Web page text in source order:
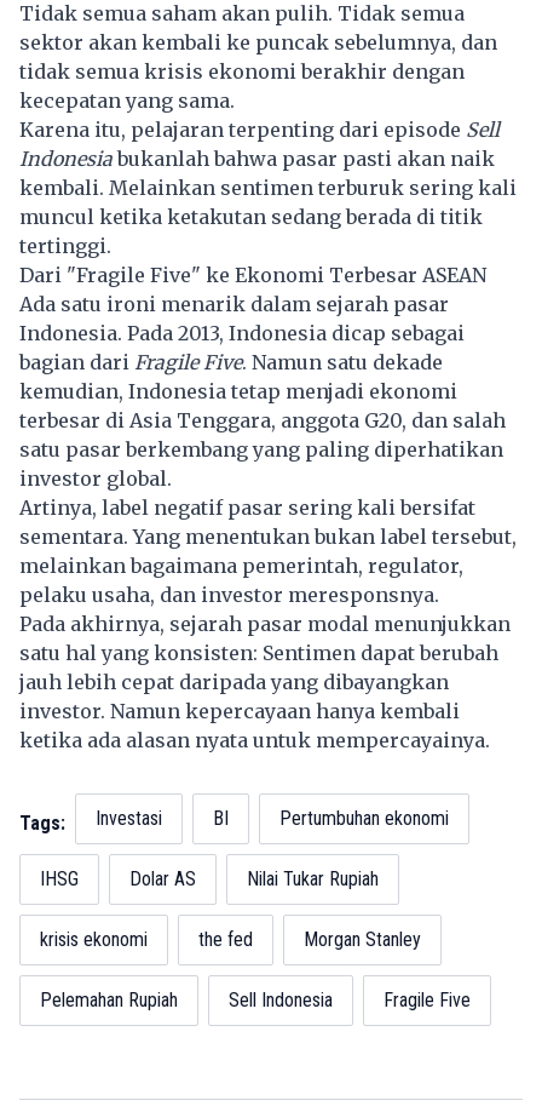
Tidak semua saham akan pulih. Tidak semua
sektor akan kembali ke puncak sebelumnya, dan
tidak semua krisis ekonomiberakhir dengan
kecepatan yang sama.
Karena itu, pelajaran terpenting dari episode Sell
Indonesiabukanlah bahwa pasar pasti akan naik
kembali. Melainkan sentimen terburuk sering kali
muncul ketika ketakutan sedang berada di titik
tertinggi.
Dari "Fragile Five" ke Ekonomi Terbesar ASEAN
Ada satu ironi menarik dalam sejarah pasar
Indonesia. Pada 2013, Indonesia dicap sebagai
bagian dari Fragile Five. Namun satu dekade
kemudian, Indonesia tetap menjadi ekonomi
terbesar di Asia Tenggara, anggota G20, dan salah
satu pasar berkembang yang paling diperhatikan
investor global.
Artinya, label negatif pasar sering kali bersifat
sementara. Yang menentukan bukan label tersebut,
melainkan bagaimana pemerintah, regulator,
pelaku usaha, dan investor meresponsnya.
Pada akhirnya, sejarah pasar modal menunjukkan
satu hal yang konsisten: Sentimen dapat berubah
jauh lebih cepat daripada yang dibayangkan
investor. Namun kepercayaan hanya kembali
ketika ada alasan nyata untuk mempercayainya.
Tags: Investasi BI Pertumbuhan ekonomi
IHSG Dolar AS Nilai Tukar Rupiah
krisis ekonomi the fed Morgan Stanley
Pelemahan Rupiah Sell Indonesia Fragile Five